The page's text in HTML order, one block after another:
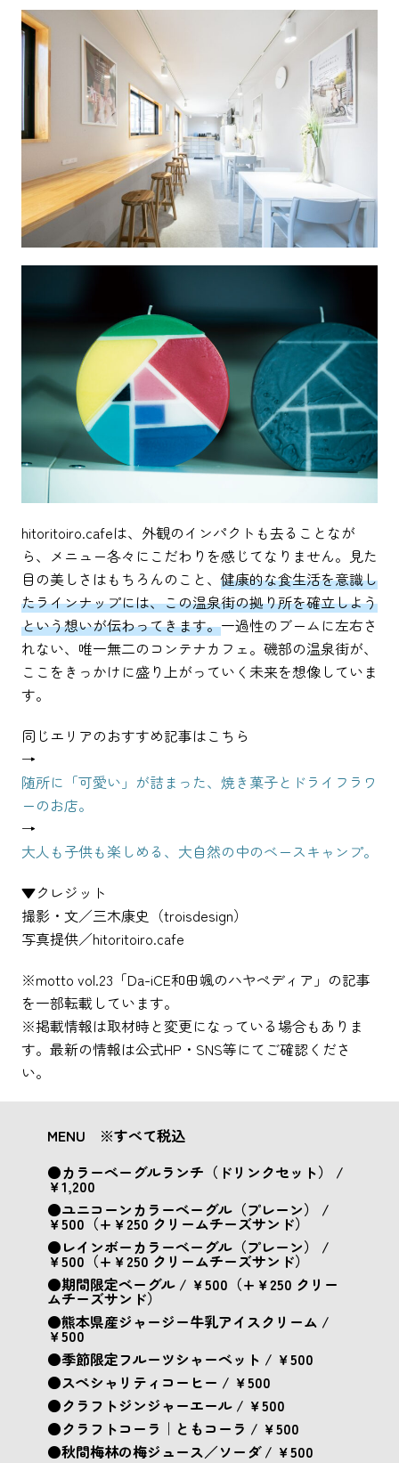
hitoritoiro.cafeは、外観のインパクトも去ることなが
ら、メニュー各々にこだわりを感じてなりません。見た
目の美しさはもちろんのこと、健康的な食生活を意識し
たラインナップには、この温泉街の拠り所を確立しよう
という想いが伝わってきます。一過性のブームに左右さ
れない、唯一無二のコンテナカフェ。磯部の温泉街が、
ここをきっかけに盛り上がっていく未来を想像していま
す。
同じエリアのおすすめ記事はこちら
→
随所に「可愛い」が詰まった、焼き菓子とドライフラワ
ーのお店。
→
大人も子供も楽しめる、大自然の中のベースキャンプ。
▼クレジット
撮影・文／三木康史（troisdesign）
写真提供／hitoritoiro.cafe
※motto vol.23「Da-iCE和田颯のハヤペディア」の記事
を一部転載しています。
※掲載情報は取材時と変更になっている場合もありま
す。最新の情報は公式HP・SNS等にてご確認くださ
い。
MENU ※すべて税込
●カラーベーグルランチ（ドリンクセット） /
￥1,200
●ユニコーンカラーベーグル（プレーン） /
￥500（+￥250 クリームチーズサンド）
●レインボーカラーベーグル（プレーン） /
￥500（+￥250 クリームチーズサンド）
●期間限定ベーグル / ￥500（+￥250 クリー
ムチーズサンド）
●熊本県産ジャージー牛乳アイスクリーム /
￥500
●季節限定フルーツシャーベット / ￥500
●スペシャリティコーヒー / ￥500
●クラフトジンジャーエール / ￥500
●クラフトコーラ｜ともコーラ / ￥500
●秋間梅林の梅ジュース／ソーダ / ￥500